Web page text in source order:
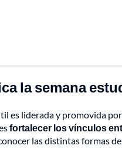
la semana
es liderada y promovida
fortalecer los vínculos
las distintas formas